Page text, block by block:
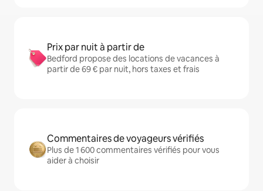
Prix par nuit à partir de
Bedford propose des locations de vacances à
partir de 69 € par nuit, hors taxes et frais
Commentaires de voyageurs vérifiés
Plus de 1 600 commentaires vérifiés pour vous
aider à choisir